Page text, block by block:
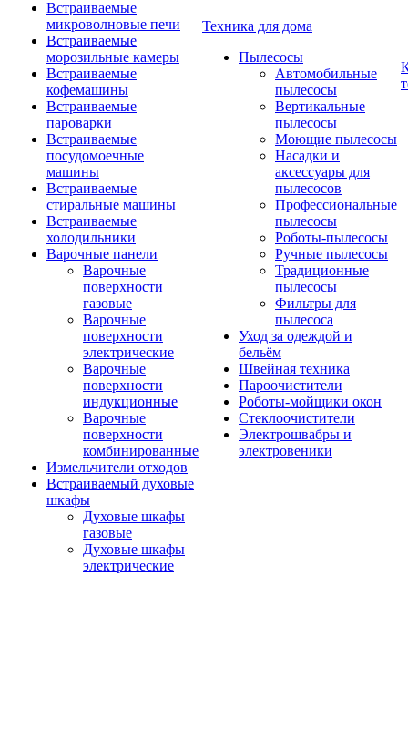
Встраиваемые
микроволновые печи
Встраиваемые
морозильные камеры
Встраиваемые
кофемашины
Встраиваемые
пароварки
Встраиваемые
посудомоечные
машины
Встраиваемые
стиральные машины
Встраиваемые
холодильники
Варочные панели
Варочные
поверхности
газовые
Варочные
поверхности
электрические
Варочные
поверхности
индукционные
Варочные
поверхности
комбинированные
Измельчители отходов
Встраиваемый духовые
шкафы
Духовые шкафы
газовые
Духовые шкафы
электрические
Техника для дома
Пылесосы
Автомобильные
пылесосы
Вертикальные
пылесосы
Моющие пылесосы
Насадки и
аксессуары для
пылесосов
Профессиональные
пылесосы
Роботы-пылесосы
Ручные пылесосы
Традиционные
пылесосы
Фильтры для
пылесоса
Уход за одеждой и
бельём
Швейная техника
Пароочистители
Роботы-мойщики окон
Стеклоочистители
Электрошвабры и
электровеники